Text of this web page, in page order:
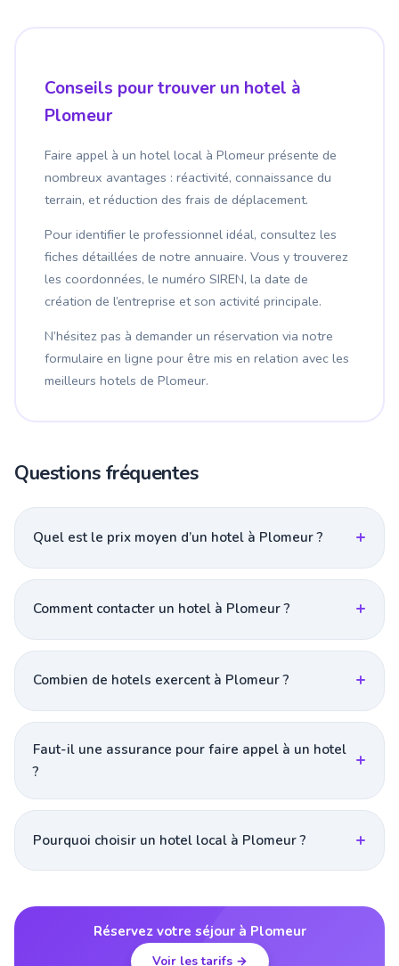
Conseils pour trouver un hotel à
Plomeur
Faire appel à un hotel local à Plomeur présente de
nombreux avantages : réactivité, connaissance du
terrain, et réduction des frais de déplacement.
Pour identifier le professionnel idéal, consultez les
fiches détaillées de notre annuaire. Vous y trouverez
les coordonnées, le numéro SIREN, la date de
création de l’entreprise et son activité principale.
N’hésitez pas à demander un réservation via notre
formulaire en ligne pour être mis en relation avec les
meilleurs hotels de Plomeur.
Questions fréquentes
Quel est le prix moyen d’un hotel à Plomeur ?
Comment contacter un hotel à Plomeur ?
Combien de hotels exercent à Plomeur ?
Faut-il une assurance pour faire appel à un hotel
?
Pourquoi choisir un hotel local à Plomeur ?
Réservez votre séjour à Plomeur
Voir les tarifs →